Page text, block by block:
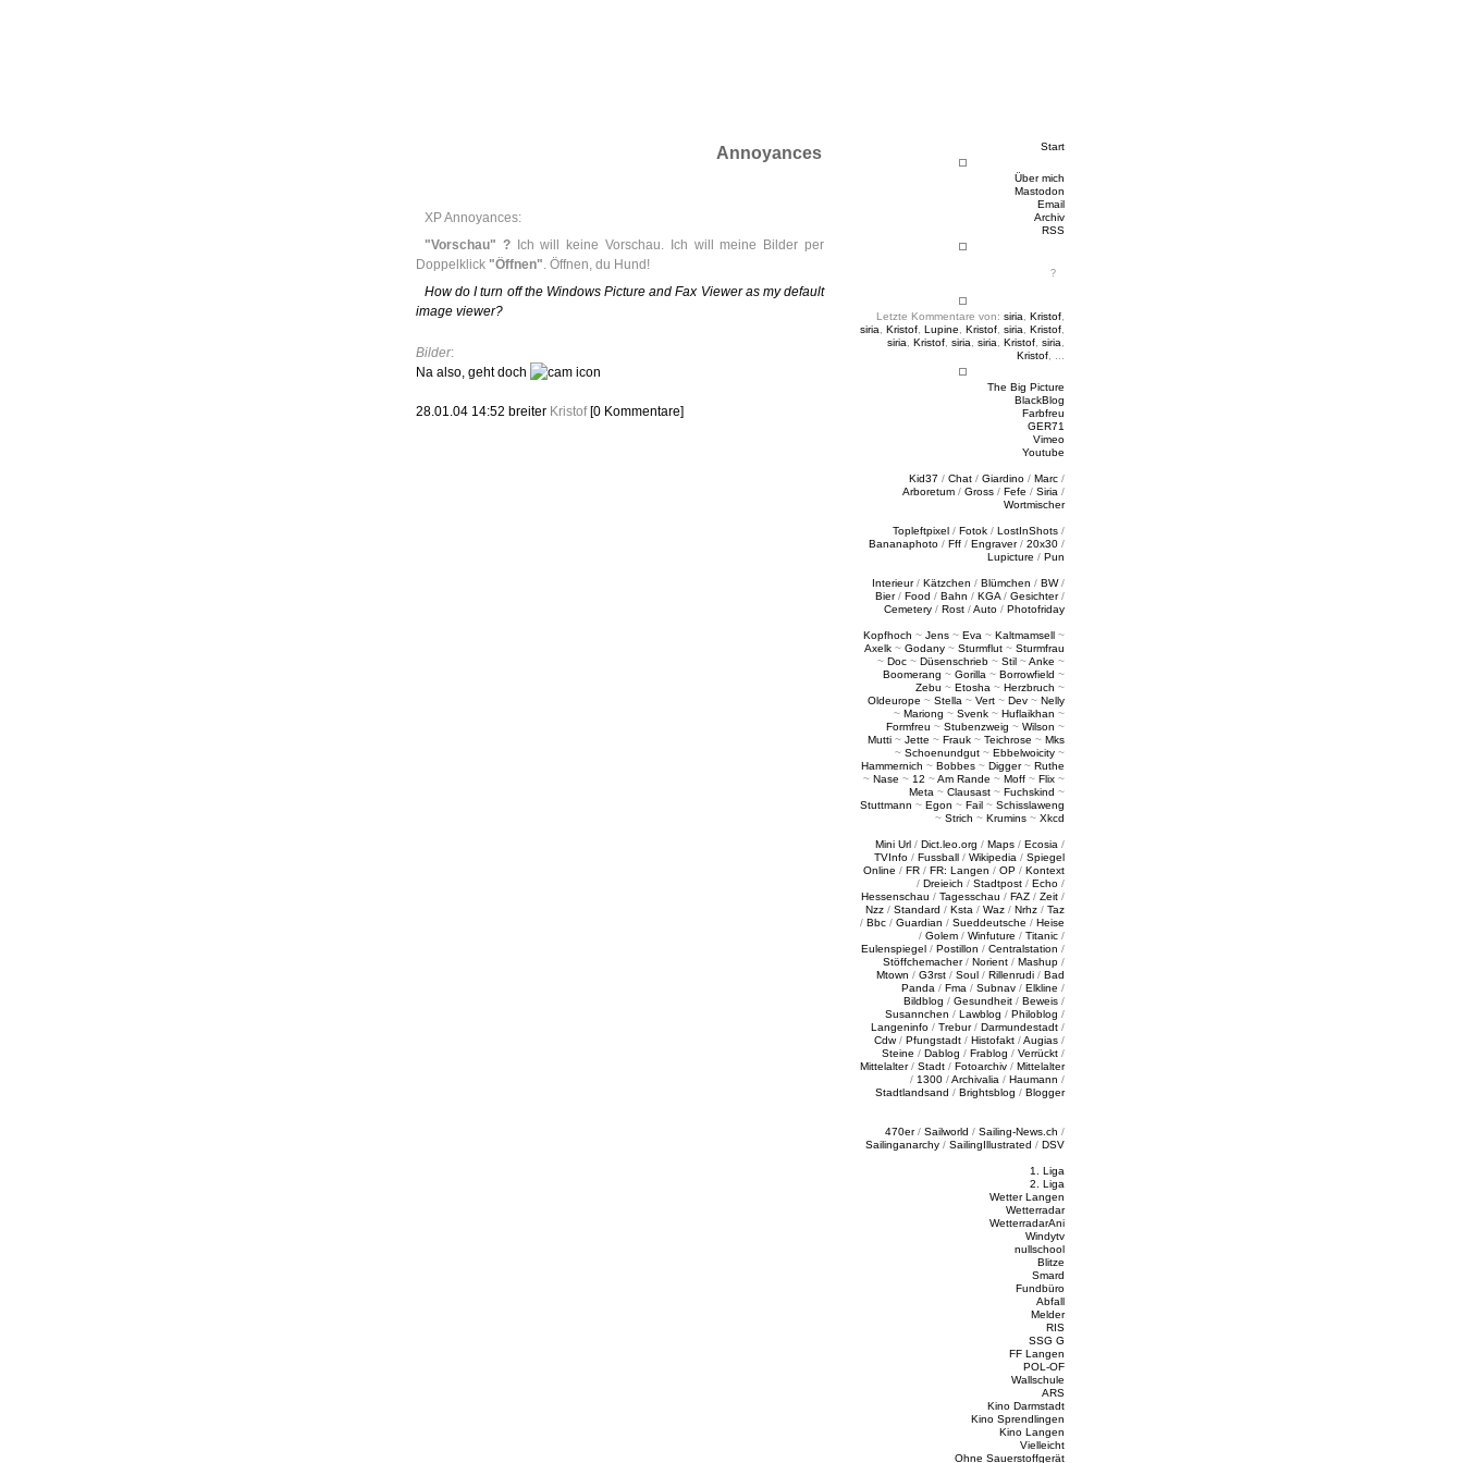
Start
Über mich
Mastodon
Email
Archiv
RSS
Letzte Kommentare von: siria Kristof
siria
Kristof Lupine Kristof siria Kristof
siria
Kristof siria siria Kristof siria
Kristof
The Big Picture
BlackBlog
Farbfreu
GER71
Vimeo
Youtube
Kid37 / Chat / Giardino / Marc /
Arboretum / Gross / Fefe / Siria /
Wortmischer
Topleftpixel / Fotok / LostInShots /
Bananaphoto / Fff / Engraver/ 20x30 /
Lupicture / Pun
Interieur/ Kätzchen / Blümchen / BW/
Bier/ Food / Bahn / KGA / Gesichter/
Cemetery / Rost /Auto / Photofriday
Kopfhoch ~ Jens ~ Eva ~ Kaltmamsell ~
Axelk ~ Godany ~ Sturmflut ~ Sturmfrau
~ Doc ~ Düsenschrieb ~ Stil ~Anke ~
Boomerang ~ Gorilla ~ Borrowfield ~
Zebu ~ Etosha ~ Herzbruch ~
Oldeurope ~ Stella ~ Vert ~ Dev ~ Nelly
~ Mariong ~ Svenk ~ Huflaikhan ~
Formfreu ~ Stubenzweig ~ Wilson ~
Mutti ~ Jette ~ Frauk ~ Teichrose ~ Mks
~ Schoenundgut ~ Ebbelwoicity ~
Hammernich ~ Bobbes ~ Digger~ Ruthe
~ Nase ~ 12 ~Am Rande ~ Moff ~ Flix ~
Meta ~ Clausast ~ Fuchskind ~
Stuttmann ~ Egon ~ Fail ~ Schisslaweng
~ Strich ~ Krumins ~ Xkcd
Mini Url / Dict.leo.org / Maps / Ecosia /
TVInfo / Fussball / Wikipedia / Spiegel
Online / FR / FR: Langen / OP / Kontext
/ Dreieich / Stadtpost / Echo /
Hessenschau / Tagesschau / FAZ / Zeit /
Nzz / Standard / Ksta / Waz / Nrhz / Taz
/ Bbc / Guardian / Sueddeutsche / Heise
/ Golem / Winfuture / Titanic /
Eulenspiegel / Postillon / Centralstation /
Stöffchemacher/ Norient / Mashup /
Mtown / G3rst / Soul / Rillenrudi / Bad
Panda / Fma / Subnav / Elkline /
Bildblog / Gesundheit / Beweis /
Susannchen / Lawblog / Philoblog /
Langeninfo / Trebur/ Darmundestadt /
Cdw/ Pfungstadt / Histofakt /Augias /
Steine / Dablog / Frablog / Verrückt /
Mittelalter/ Stadt / Fotoarchiv / Mittelalter
/ 1300 /Archivalia / Haumann /
Stadtlandsand / Brightsblog / Blogger
470er/ Sailworld / Sailing-News.ch /
Sailinganarchy / SailingIllustrated / DSV
1. Liga
2. Liga
Wetter Langen
Wetterradar
WetterradarAni
Windytv
nullschool
Blitze
Smard
Fundbüro
Abfall
Melder
RIS
SSG G
FF Langen
POL-OF
Wallschule
ARS
Kino Darmstadt
Kino Sprendlingen
Kino Langen
Vielleicht
Ohne Sauerstoffgerät
Annoyances
XP Annoyances:
"Vorschau" ?Ich will keine Vorschau. Ich will meine Bilder per
Doppelklick "Öffnen". Öffnen, du Hund!
How do I turn off the Windows Picture and Fax Viewer as my default
image viewer?
Bilder:
Na also, geht doch
28.01.04 14:52 breiter Kristof [0 Kommentare]